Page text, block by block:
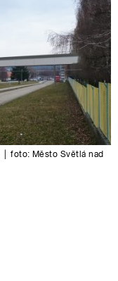
foto: Město Světlá nad